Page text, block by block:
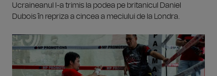
Ucraineanul l-a trimis la podea pe britanicul Daniel
Dubois în repriza a cincea a meciului de la Londra.